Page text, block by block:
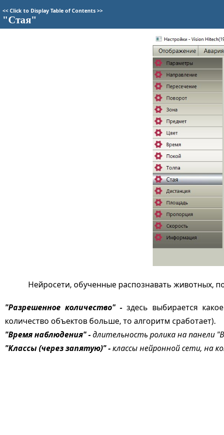
<< Click to Display Table of Contents >>
"Стая"
Нейросети, обученные распознавать животных,
"Разрешенное количество" - здесь выбирается
количество объектов больше, то алгоритм сработает).
"Время наблюдения" -длительность ролика на панели
"Классы (через запятую)" -классы нейронной сети, на